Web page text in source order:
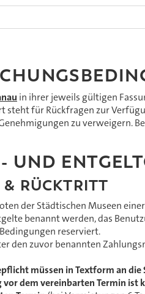
in ihrer jeweils gültigen
steht für Rückfragen zur
zu verweigern.
UND
RÜCKTRITT
der Städtischen Museen
benannt werden, das
reserviert.
den zuvor benannten
müssen in Textform an die
vor dem vereinbarten Termin ist